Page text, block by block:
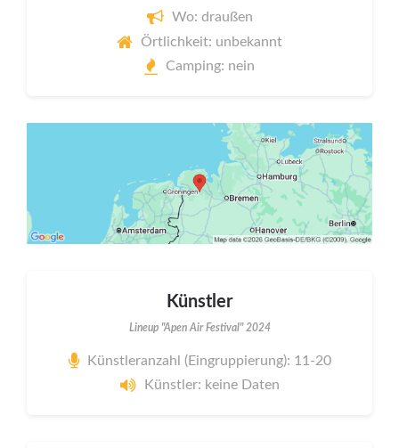
Wo: draußen
Örtlichkeit: unbekannt
Camping: nein
Künstler
Lineup "Apen Air Festival" 2024
Künstleranzahl (Eingruppierung): 11-20
Künstler: keine Daten